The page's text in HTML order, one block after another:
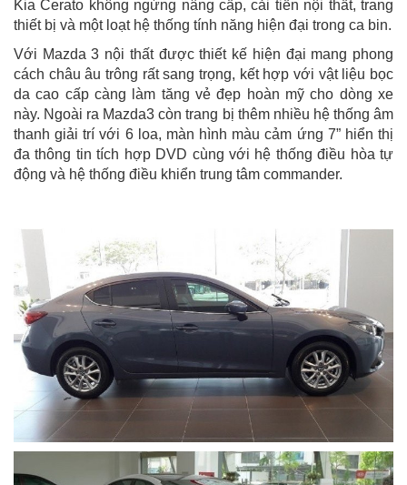
Kia Cerato không ngừng nâng cấp, cải tiến nội thất, trang
thiết bị và một loạt hệ thống tính năng hiện đại trong ca bin.
Với Mazda 3 nội thất được thiết kế hiện đại mang phong
cách châu âu trông rất sang trọng, kết hợp với vật liệu bọc
da cao cấp càng làm tăng vẻ đẹp hoàn mỹ cho dòng xe
này. Ngoài ra Mazda3 còn trang bị thêm nhiều hệ thống âm
thanh giải trí với 6 loa, màn hình màu cảm ứng 7” hiển thị
đa thông tin tích hợp DVD cùng với hệ thống điều hòa tự
động và hệ thống điều khiển trung tâm commander.